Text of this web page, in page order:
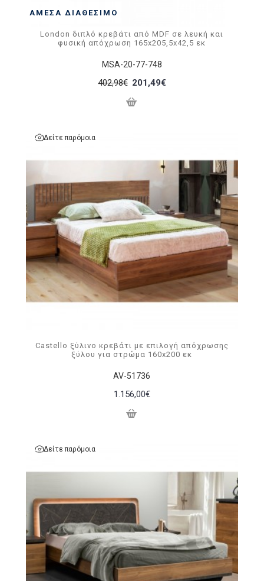
ΆΜΕΣΑ ΔΙΑΘΈΣΙΜΟ
MSA-20-77-748
London διπλό κρεβάτι από MDF σε λευκή και
φυσική απόχρωση 165x205,5x42,5 εκ
402,98€ 201,49€
Δείτε παρόμοια
AV-51736
Castello ξύλινo κρεβάτι με επιλογή απόχρωσης
ξύλου για στρώμα 160x200 εκ
1.156,00€
Δείτε παρόμοια